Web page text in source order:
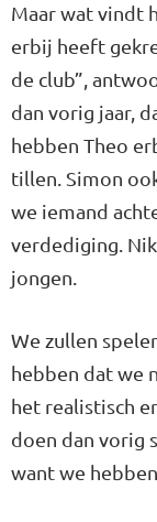
Maar wat vindt
erbij heeft
de club”,
dan vo­rig jaar,
hebben Theo
til­len. Simon
we iemand
verdediging.
jongen.
We zullen
hebben dat we
het realistisch
doen dan vorig
want we